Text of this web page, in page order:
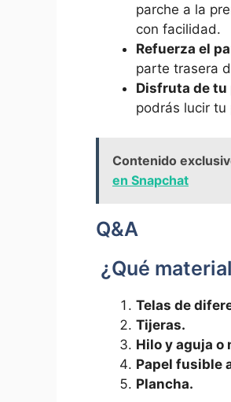
parche a la
con facilidad.
Refuerza el
parte trasera
Disfruta de tu
‍podrás lucir tu
Contenido
en Snapchat
Q&A
¿Qué
Telas de
Tijeras.
Hilo y aguja o
Papel fusible
Plancha.